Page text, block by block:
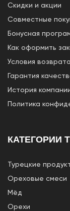
КАТЕГОРИИ
Турецкие
Ореховые смеси
Мёд
Орехи
Скидки и акции
Совместные
Бонусная
Как оформить
Условия возврата
Гарантия
История
Политика